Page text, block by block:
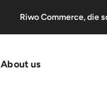
Riwo Commerce, die
About us